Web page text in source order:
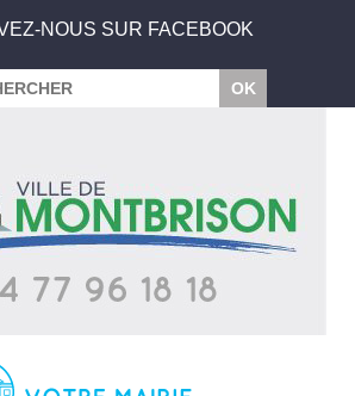
NOUS SUR FACEBOOK